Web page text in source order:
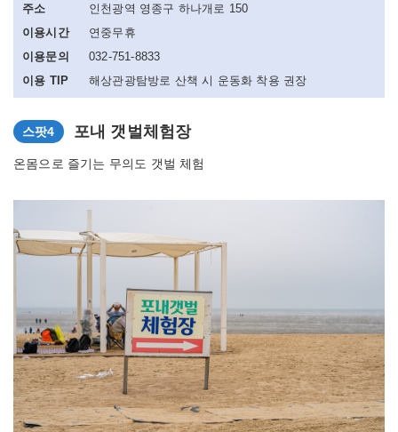
주소
인천광역 영종구 하나개로 150
이용시간
연중무휴
이용문의
032-751-8833
이용 TIP
해상관광탐방로 산책 시 운동화 착용 권장
스팟4 포내 갯벌체험장
온몸으로 즐기는 무의도 갯벌 체험